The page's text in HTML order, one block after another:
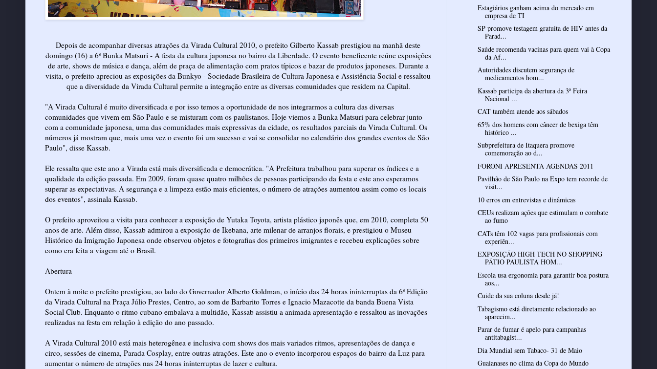
Depois de acompanhar diversas atrações da Virada Cultural 2010, o prefeito Gilberto Kassab prestigiou na manhã deste
domingo (16) a 6ª Bunka Matsuri - A festa da cultura japonesa no bairro da Liberdade. O evento beneficente reúne exposições
de arte, shows de música e dança, além de praça de alimentação com pratos típicos e bazar de produtos japoneses. Durante a
visita, o prefeito apreciou as exposições da Bunkyo - Sociedade Brasileira de Cultura Japonesa e Assistência Social e ressaltou
que a diversidade da Virada Cultural permite a integração entre as diversas comunidades que residem na Capital.
"A Virada Cultural é muito diversificada e por isso temos a oportunidade de nos integrarmos a cultura das diversas
comunidades que vivem em São Paulo e se misturam com os paulistanos. Hoje viemos a Bunka Matsuri para celebrar junto
com a comunidade japonesa, uma das comunidades mais expressivas da cidade, os resultados parciais da Virada Cultural. Os
números já mostram que, mais uma vez o evento foi um sucesso e vai se consolidar no calendário dos grandes eventos de São
Paulo", disse Kassab.
Ele ressalta que este ano a Virada está mais diversificada e democrática. "A Prefeitura trabalhou para superar os índices e a
qualidade da edição passada. Em 2009, foram quase quatro milhões de pessoas participando da festa e este ano esperamos
superar as expectativas. A segurança e a limpeza estão mais eficientes, o número de atrações aumentou assim como os locais
dos eventos", assinala Kassab.
O prefeito aproveitou a visita para conhecer a exposição de Yutaka Toyota, artista plástico japonês que, em 2010, completa 50
anos de arte. Além disso, Kassab admirou a exposição de Ikebana, arte milenar de arranjos florais, e prestigiou o Museu
Histórico da Imigração Japonesa onde observou objetos e fotografias dos primeiros imigrantes e recebeu explicações sobre
como era feita a viagem até o Brasil.
Abertura
Ontem à noite o prefeito prestigiou, ao lado do Governador Alberto Goldman, o início das 24 horas ininterruptas da 6ª Edição
da Virada Cultural na Praça Júlio Prestes, Centro, ao som de Barbarito Torres e Ignacio Mazacotte da banda Buena Vista
Social Club. Enquanto o ritmo cubano embalava a multidão, Kassab assistiu a animada apresentação e ressaltou as inovações
realizadas na festa em relação à edição do ano passado.
A Virada Cultural 2010 está mais heterogênea e inclusiva com shows dos mais variados ritmos, apresentações de dança e
circo, sessões de cinema, Parada Cosplay, entre outras atrações. Este ano o evento incorporou espaços do bairro da Luz para
aumentar o número de atrações nas 24 horas ininterruptas de lazer e cultura.
Estagiários ganham acima do mercado em
empresa de TI
SP promove testagem gratuita de HIV antes da
Parad...
Saúde recomenda vacinas para quem vai à Copa
da Áf...
Autoridades discutem segurança de
medicamentos hom...
Kassab participa da abertura da 3ª Feira
Nacional ...
CAT também atende aos sábados
65% dos homens com câncer de bexiga têm
histórico ...
Subprefeitura de Itaquera promove
comemoração ao d...
FORONI APRESENTA AGENDAS 2011
Pavilhão de São Paulo na Expo tem recorde de
visit...
10 erros em entrevistas e dinâmicas
CEUs realizam ações que estimulam o combate
ao fumo
CATs têm 102 vagas para profissionais com
experiên...
EXPOSIÇÃO HIGH TECH NO SHOPPING
PÁTIO PAULISTA HOM...
Escola usa ergonomia para garantir boa postura
aos...
Cuide da sua coluna desde já!
Tabagismo está diretamente relacionado ao
aparecim...
Parar de fumar é apelo para campanhas
antitabagist...
Dia Mundial sem Tabaco- 31 de Maio
Guaianases no clima da Copa do Mundo